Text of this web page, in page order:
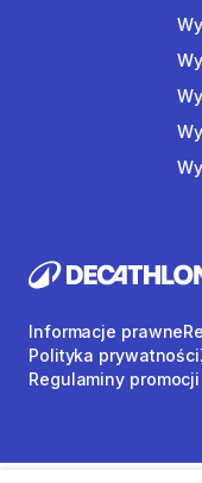
Informacje prawne
Polityka prywatności
Regulaminy promocji